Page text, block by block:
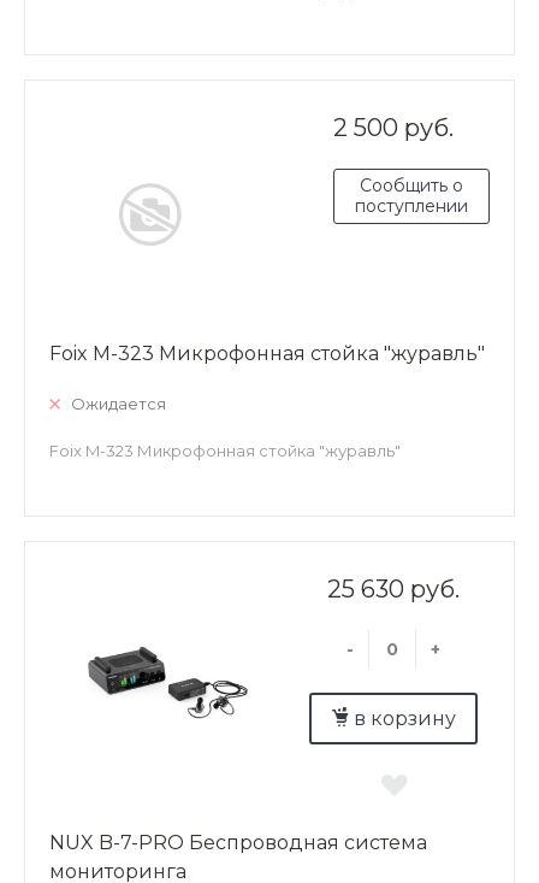
2 500 руб.
Сообщить о
поступлении
Foix M-323 Микрофонная стойка "журавль"
Ожидается
Foix M-323 Микрофонная стойка "журавль"
25 630 руб.
- +
в корзину
NUX B-7-PRO Беспроводная система
мониторинга